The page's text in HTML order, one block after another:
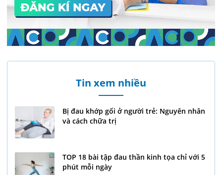
Tin xem nhiều
Bị đau khớp gối ở người trẻ: Nguyên nhân
và cách chữa trị
TOP 18 bài tập đau thần kinh tọa chỉ với 5
phút mỗi ngày